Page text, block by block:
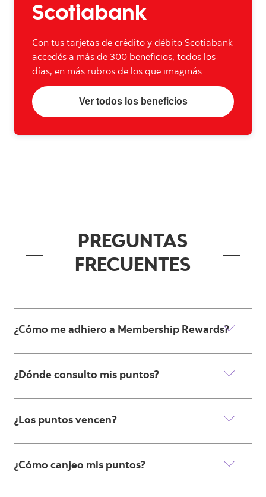
Scotiabank
Con tus tarjetas de crédito y débito Scotiabank
accedés a más de 300 beneficios, todos los
días, en más rubros de los que imaginás.
Ver todos los beneficios
PREGUNTAS
FRECUENTES
¿Cómo me adhiero a Membership Rewards?
¿Dónde consulto mis puntos?
¿Los puntos vencen?
¿Cómo canjeo mis puntos?